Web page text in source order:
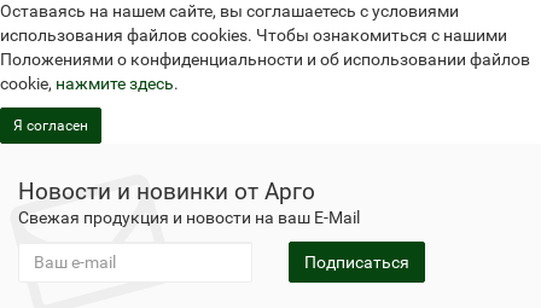
Оставаясь на нашем сайте, вы соглашаетесь с условиями
использования файлов cookies. Чтобы ознакомиться с нашими
Положениями о конфиденциальности и об использовании файлов
cookie, нажмите здесь.
Я согласен
Новости и новинки от Арго
Свежая продукция и новости на ваш E-Mail
Подписаться